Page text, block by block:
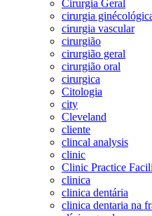
Cirurgia Geral
cirurgia
cirurgia vascular
cirurgião
cirurgião geral
cirurgião oral
cirurgica
Citologia
city
Cleveland
cliente
clincal analysis
clinic
Clinic Practice
clinica
clinica dentária
clinica dentaria na